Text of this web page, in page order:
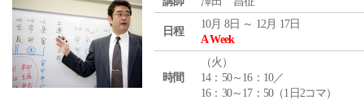
日程
10月 8日 ～ 12月 17日
A Week
時間
（火 ）
14：50～16：10／
16：30～17：50（1日2コマ）